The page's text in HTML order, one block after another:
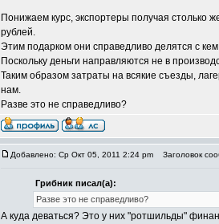
Понижаем курс, экспортеры получая столько
рублей.
Этим подарком они справедливо делятся с
Поскольку деньги направляются не в
Таким образом затраты на всякие съезды,
нам.
Разве это не справедливо?
Добавлено: Ср Окт 05, 2011 2:24 pm Заголовок
Грибник писал(а):
Разве это не справедливо?
А куда деваться? Это у них "ротшильды"